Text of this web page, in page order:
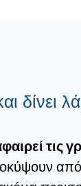
δίνει
τις
από